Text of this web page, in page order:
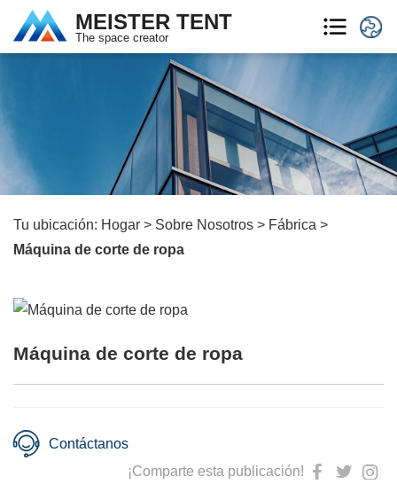
MEISTER TENT
The space creator
Tu ubicación: Hogar > Sobre Nosotros > Fábrica >
Máquina de corte de ropa
Máquina de corte de ropa
Contáctanos
¡Comparte esta publicación!